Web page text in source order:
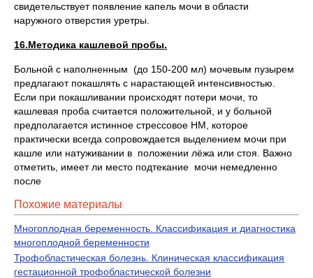
свидетельствует появление капель мочи в области
наружного отверстия уретры.
16.Методика кашлевой пробы.
Больной с наполненным (до 150-200 мл) мочевым пузырем
предлагают покашлять с нарастающей интенсивностью.
Если при покашливании происходят потери мочи, то
кашлевая проба считается положительной, и у больной
предполагается истинное стрессовое НМ, которое
практически всегда сопровождается выделением мочи при
кашле или натуживании в положении лёжа или стоя. Важно
отметить, имеет ли место подтекание мочи немедленно
после
Похожие материалы
Многоплодная беременность. Классификация и диагностика
многоплодной беременности
Трофобластическая болезнь. Клиническая классификация
гестационной трофобластической болезни